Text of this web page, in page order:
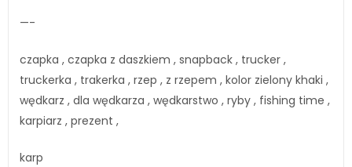
—-
czapka , czapka z daszkiem , snapback , trucker ,
truckerka , trakerka , rzep , z rzepem , kolor zielony khaki ,
wędkarz , dla wędkarza , wędkarstwo , ryby , fishing time ,
karpiarz , prezent ,
karp